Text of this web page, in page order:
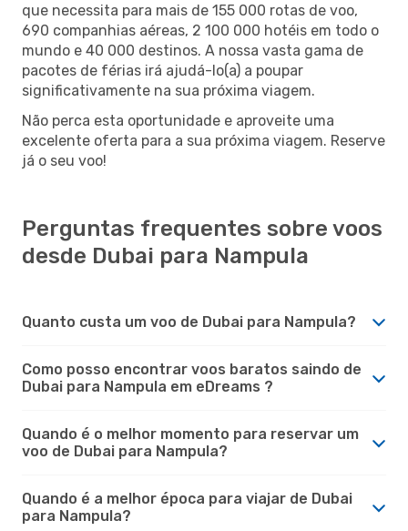
que necessita para mais de 155 000 rotas de voo,
690 companhias aéreas, 2 100 000 hotéis em todo o
mundo e 40 000 destinos. A nossa vasta gama de
pacotes de férias irá ajudá-lo(a) a poupar
significativamente na sua próxima viagem.
Não perca esta oportunidade e aproveite uma
excelente oferta para a sua próxima viagem. Reserve
já o seu voo!
Perguntas frequentes sobre voos
desde Dubai para Nampula
Quanto custa um voo de Dubai para Nampula?
Como posso encontrar voos baratos saindo de
Dubai para Nampula em eDreams ?
Quando é o melhor momento para reservar um
voo de Dubai para Nampula?
Quando é a melhor época para viajar de Dubai
para Nampula?